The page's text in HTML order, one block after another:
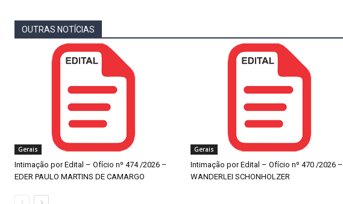
OUTRAS NOTÍCIAS
Gerais
Intimação por Edital – Ofício nº 474 /2026 –
EDER PAULO MARTINS DE CAMARGO
Gerais
Intimação por Edital – Ofício nº 470 /2026 –
WANDERLEI SCHONHOLZER